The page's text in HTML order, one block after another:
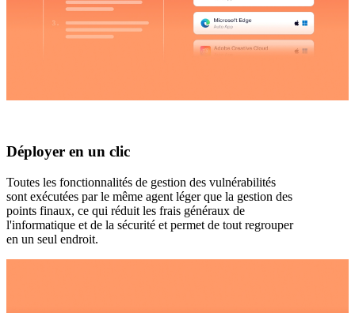
Déployer en un clic
Toutes les fonctionnalités de gestion des vulnérabilités
sont exécutées par le même agent léger que la gestion des
points finaux, ce qui réduit les frais généraux de
l'informatique et de la sécurité et permet de tout regrouper
en un seul endroit.